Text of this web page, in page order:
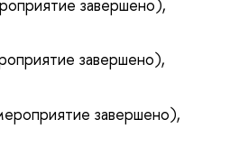
завершено),
завершено),
завершено),